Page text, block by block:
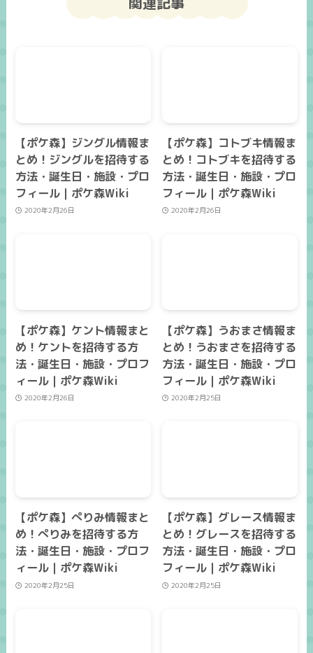
【ポケ森】ジングル情報ま
とめ！ジングルを招待する
方法・誕生日・施設・プロ
フィール｜ポケ森Wiki
2020年2月26日
【ポケ森】コトブキ情報ま
とめ！コトブキを招待する
方法・誕生日・施設・プロ
フィール｜ポケ森Wiki
2020年2月26日
【ポケ森】ケント情報まと
め！ケントを招待する方
法・誕生日・施設・プロフ
ィール｜ポケ森Wiki
2020年2月26日
【ポケ森】うおまさ情報ま
とめ！うおまさを招待する
方法・誕生日・施設・プロ
フィール｜ポケ森Wiki
2020年2月25日
【ポケ森】ぺりみ情報まと
め！ぺりみを招待する方
法・誕生日・施設・プロフ
ィール｜ポケ森Wiki
2020年2月25日
【ポケ森】グレース情報ま
とめ！グレースを招待する
方法・誕生日・施設・プロ
フィール｜ポケ森Wiki
2020年2月25日